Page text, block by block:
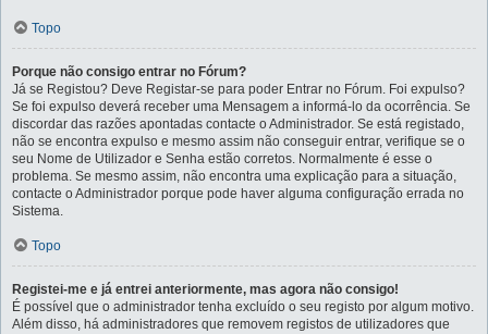
Topo
Porque não consigo entrar no Fórum?
Já se Registou? Deve Registar-se para poder Entrar no Fórum. Foi expulso?
Se foi expulso deverá receber uma Mensagem a informá-lo da ocorrência. Se
discordar das razões apontadas contacte o Administrador. Se está registado,
não se encontra expulso e mesmo assim não conseguir entrar, verifique se o
seu Nome de Utilizador e Senha estão corretos. Normalmente é esse o
problema. Se mesmo assim, não encontra uma explicação para a situação,
contacte o Administrador porque pode haver alguma configuração errada no
Sistema.
Topo
Registei-me e já entrei anteriormente, mas agora não consigo!
É possível que o administrador tenha excluído o seu registo por algum motivo.
Além disso, há administradores que removem registos de utilizadores que